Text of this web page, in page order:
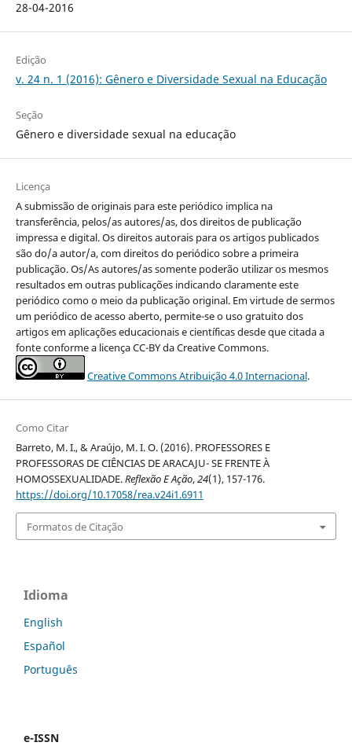
28-04-2016
Edição
v. 24 n. 1 (2016): Gênero e Diversidade Sexual na Educação
Seção
Gênero e diversidade sexual na educação
Licença
A submissão de originais para este periódico implica na
transferência, pelos/as autores/as, dos direitos de publicação
impressa e digital. Os direitos autorais para os artigos publicados
são do/a autor/a, com direitos do periódico sobre a primeira
publicação. Os/As autores/as somente poderão utilizar os mesmos
resultados em outras publicações indicando claramente este
periódico como o meio da publicação original. Em virtude de sermos
um periódico de acesso aberto, permite-se o uso gratuito dos
artigos em aplicações educacionais e científicas desde que citada a
fonte conforme a licença CC-BY da Creative Commons.
Creative Commons Atribuição 4.0 Internacional.
Como Citar
Barreto, M. I., & Araújo, M. I. O. (2016). PROFESSORES E
PROFESSORAS DE CIÊNCIAS DE ARACAJU- SE FRENTE À
HOMOSSEXUALIDADE.Reflexão E Ação,24(1), 157-176.
https://doi.org/10.17058/rea.v24i1.6911
Formatos de Citação
Idioma
English
Español
Português
e-ISSN